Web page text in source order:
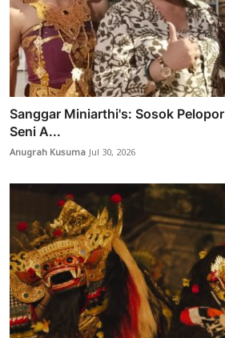
Sanggar Miniarthi's: Sosok
Seni A...
Anugrah KusumaJul 30, 2026